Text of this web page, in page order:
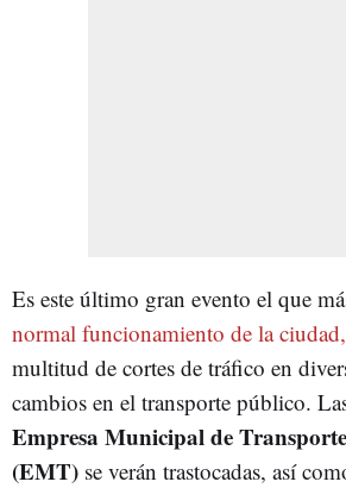
Es este último gran evento el que
normal funcionamiento de la ciudad,
multitud de cortes de tráfico en
cambios en el transporte público.
Empresa Municipal de
(EMT) se verán trastocadas, así